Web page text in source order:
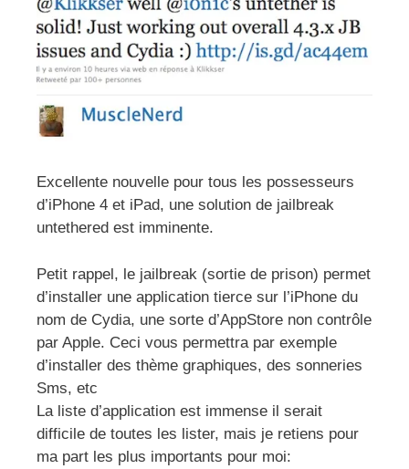
Excellente nouvelle pour tous les possesseurs
d’iPhone 4 et iPad, une solution de jailbreak
untethered est imminente.
Petit rappel, le jailbreak (sortie de prison) permet
d’installer une application tierce sur l’iPhone du
nom de Cydia, une sorte d’AppStore non contrôle
par Apple. Ceci vous permettra par exemple
d’installer des thème graphiques, des sonneries
Sms, etc
La liste d’application est immense il serait
difficile de toutes les lister, mais je retiens pour
ma part les plus importants pour moi: